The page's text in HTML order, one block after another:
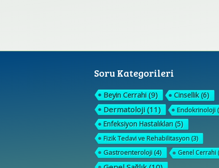
Soru Kategorileri
Beyin Cerrahi(9) Cinsellik(6)
Dermatoloji(11) Endokrinoloji
Enfeksiyon Hastalıkları(5)
Fizik Tedavi ve Rehabilitasyon(3)
Gastroenteroloji(4) Genel Cerrahi